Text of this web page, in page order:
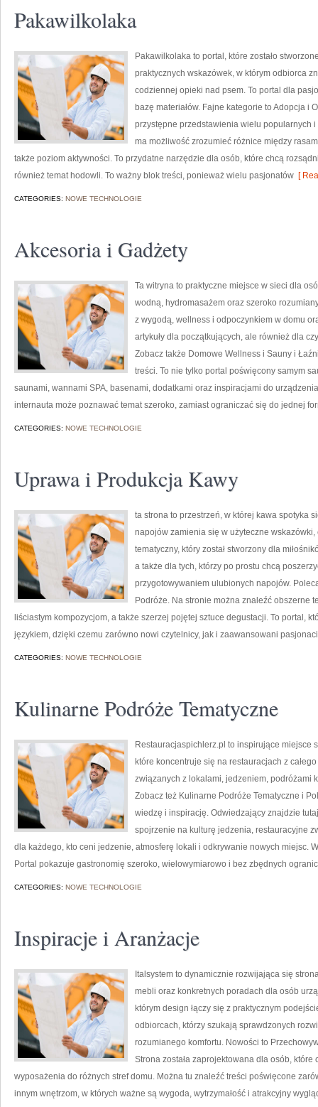
Pakawilkolaka
Pakawilkolaka to portal, które zostało
praktycznych wskazówek, w którym odbiorca
codziennej opieki nad psem. To portal dla
bazę materiałów. Fajne kategorie to Adopcja i
przystępne przedstawienia wielu popularnych
ma możliwość zrozumieć różnice między
także poziom aktywności. To przydatne narzędzie dla osób, które chcą
również temat hodowli. To ważny blok treści, ponieważ wielu pasjonatów [
CATEGORIES: NOWE TECHNOLOGIE
Akcesoria i Gadżety
Ta witryna to praktyczne miejsce w sieci dla
wodną, hydromasażem oraz szeroko
z wygodą, wellness i odpoczynkiem w domu
artykuły dla początkujących, ale również dla
Zobacz także Domowe Wellness i Sauny i
treści. To nie tylko portal poświęcony samym
saunami, wannami SPA, basenami, dodatkami oraz inspiracjami do
internauta może poznawać temat szeroko, zamiast ograniczać się do jednej
CATEGORIES: NOWE TECHNOLOGIE
Uprawa i Produkcja Kawy
ta strona to przestrzeń, w której kawa spotyka
napojów zamienia się w użyteczne
tematyczny, który został stworzony dla
a także dla tych, którzy po prostu chcą
przygotowywaniem ulubionych napojów.
Podróże. Na stronie można znaleźć obszerne
liściastym kompozycjom, a także szerzej pojętej sztuce degustacji. To portal,
językiem, dzięki czemu zarówno nowi czytelnicy, jak i zaawansowani
CATEGORIES: NOWE TECHNOLOGIE
Kulinarne Podróże Tematyczne
Restauracjaspichlerz.pl to inspirujące miejsce
które koncentruje się na restauracjach z
związanych z lokalami, jedzeniem, podróżami
Zobacz też Kulinarne Podróże Tematyczne i
wiedzę i inspirację. Odwiedzający znajdzie
spojrzenie na kulturę jedzenia, restauracyjne
dla każdego, kto ceni jedzenie, atmosferę lokali i odkrywanie nowych miejsc.
Portal pokazuje gastronomię szeroko, wielowymiarowo i bez zbędnych
CATEGORIES: NOWE TECHNOLOGIE
Inspiracje i Aranżacje
Italsystem to dynamicznie rozwijająca się
mebli oraz konkretnych poradach dla osób
którym design łączy się z praktycznym
odbiorcach, którzy szukają sprawdzonych
rozumianego komfortu. Nowości to
Strona została zaprojektowana dla osób,
wyposażenia do różnych stref domu. Można tu znaleźć treści poświęcone
innym wnętrzom, w których ważne są wygoda, wytrzymałość i atrakcyjny